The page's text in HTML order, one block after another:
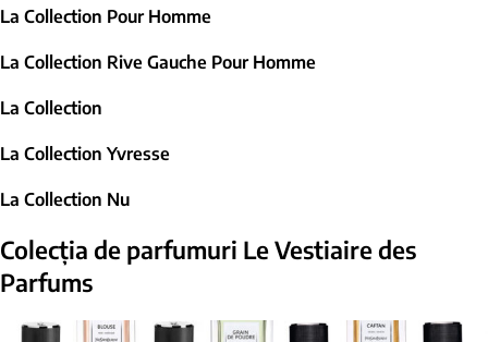
La Collection Pour Homme
La Collection Rive Gauche Pour Homme
La Collection
La Collection Yvresse
La Collection Nu
Colecția de parfumuri Le Vestiaire des
Parfums